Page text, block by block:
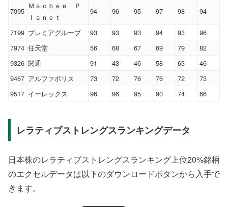
7095
Ｍａｃｂｅｅ Ｐ
ｌａｎｅｔ
94 96 95 97 98 94
7199 プレミアグループ 93 93 93 94 93
96
7974 任天堂 56 68 67 69 79
82
9326 関通 91 43 46 58 63
46
9467 アルファポリス 73 72 76 76 72
73
9517 イーレックス 96 96 95 90 74 66
レラティブストレングスランキングデータ
日本株のレラティブストレングスランキング上位20%銘柄
のエクセルデータは以下のダウンロードボタンから入手で
きます。